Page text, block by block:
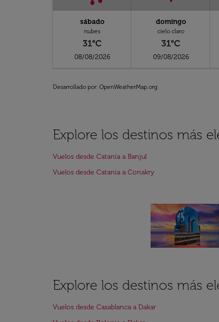
sábado
nubes
31°C
08/08/2026
domingo
cielo claro
31°C
09/08/2026
Desarrollado por: OpenWeatherMap.org
Explore los destinos más
Vuelos desde Catania a Banjul
Vuelos desde Catania a Conakry
Explore los destinos más
Vuelos desde Casablanca a Dakar